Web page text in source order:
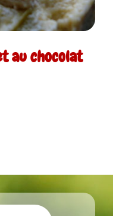
au chocolat